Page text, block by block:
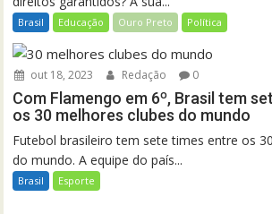
Brasil Educação Ouro Preto Política
out 18, 2023 Redação 0
Com Flamengo em 6º, Brasil tem
os 30 melhores clubes do mundo
Futebol brasileiro tem sete times entre os
do mundo. A equipe do país...
Brasil Esporte